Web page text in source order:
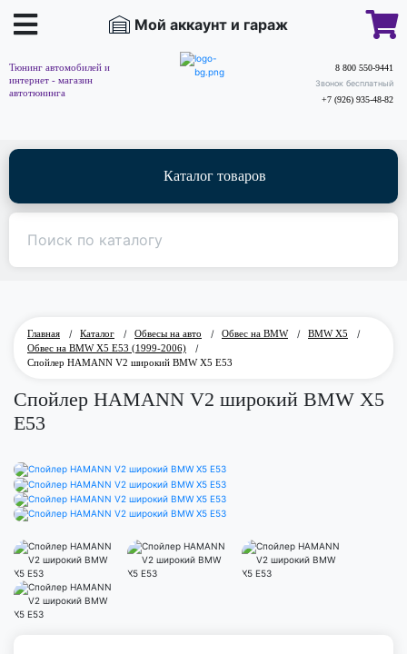
Мой аккаунт и гараж
Тюнинг автомобилей и
интернет - магазин
автотюнинга
8 800 550-9441
Звонок бесплатный
+7 (926) 935-48-82
Каталог товаров
Главная / Каталог / Обвесы на авто / Обвес на BMW / BMW X5
/
Обвес на BMW X5 E53 (1999-2006)
/
Спойлер HAMANN V2 широкий BMW X5 E53
Спойлер HAMANN V2 широкий BMW X5
E53